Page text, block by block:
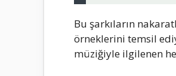
Bu şarkıların
örneklerini temsil
müziğiyle ilgilenen